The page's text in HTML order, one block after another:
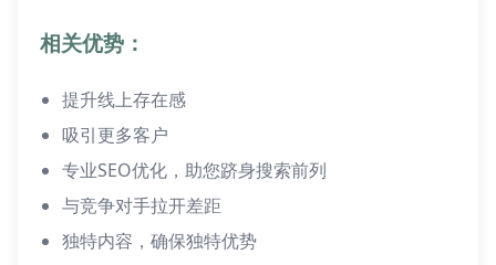
相关优势：
提升线上存在感
吸引更多客户
专业SEO优化，助您跻身搜索前列
与竞争对手拉开差距
独特内容，确保独特优势